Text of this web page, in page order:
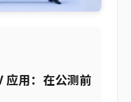
用：在公测前